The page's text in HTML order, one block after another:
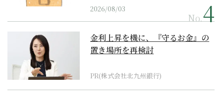
2026/08/03
No.
金利上昇を機に、『守るお金』の
置き場所を再検討
PR(株式会社北九州銀行)